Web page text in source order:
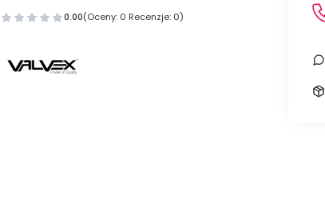
0.00(Oceny: 0 Recenzje: 0)